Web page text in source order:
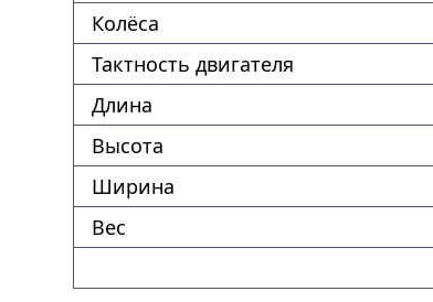
Колёса
Тактность двигателя
Длина
Высота
Ширина
Вес